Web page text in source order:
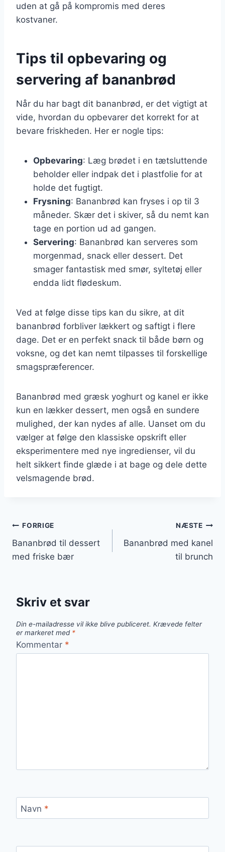
uden at gå på kompromis med deres
kostvaner.
Tips til opbevaring og
servering af bananbrød
Når du har bagt dit bananbrød, er det vigtigt at
vide, hvordan du opbevarer det korrekt for at
bevare friskheden. Her er nogle tips:
Opbevaring: Læg brødet i en tætsluttende
beholder eller indpak det i plastfolie for at
holde det fugtigt.
Frysning: Bananbrød kan fryses i op til 3
måneder. Skær det i skiver, så du nemt kan
tage en portion ud ad gangen.
Servering: Bananbrød kan serveres som
morgenmad, snack eller dessert. Det
smager fantastisk med smør, syltetøj eller
endda lidt flødeskum.
Ved at følge disse tips kan du sikre, at dit
bananbrød forbliver lækkert og saftigt i flere
dage. Det er en perfekt snack til både børn og
voksne, og det kan nemt tilpasses til forskellige
smagspræferencer.
Bananbrød med græsk yoghurt og kanel er ikke
kun en lækker dessert, men også en sundere
mulighed, der kan nydes af alle. Uanset om du
vælger at følge den klassiske opskrift eller
eksperimentere med nye ingredienser, vil du
helt sikkert finde glæde i at bage og dele dette
velsmagende brød.
Indlægsnavigation
FORRIGE
Bananbrød til dessert
med friske bær
NÆSTE
Bananbrød med kanel
til brunch
Skriv et svar
Din e-mailadresse vil ikke blive publiceret. Krævede felter
er markeret med *
Kommentar *
Navn *